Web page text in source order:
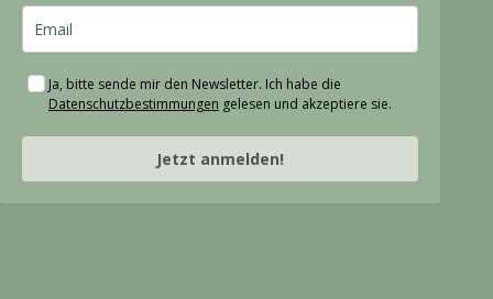
Ja, bitte sende mir den Newsletter. Ich habe die
Datenschutzbestimmungen gelesen und akzeptiere sie.
Jetzt anmelden!